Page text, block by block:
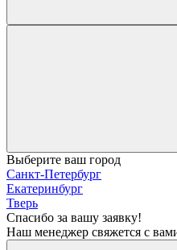
Выберите ваш город
Санкт-Петербург
Екатеринбург
Тверь
Спасибо за вашу заявку!
Наш менеджер свяжется с